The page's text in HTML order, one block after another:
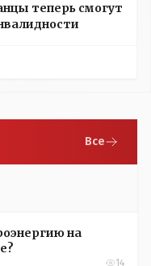
теперь смогут
Все
на
14